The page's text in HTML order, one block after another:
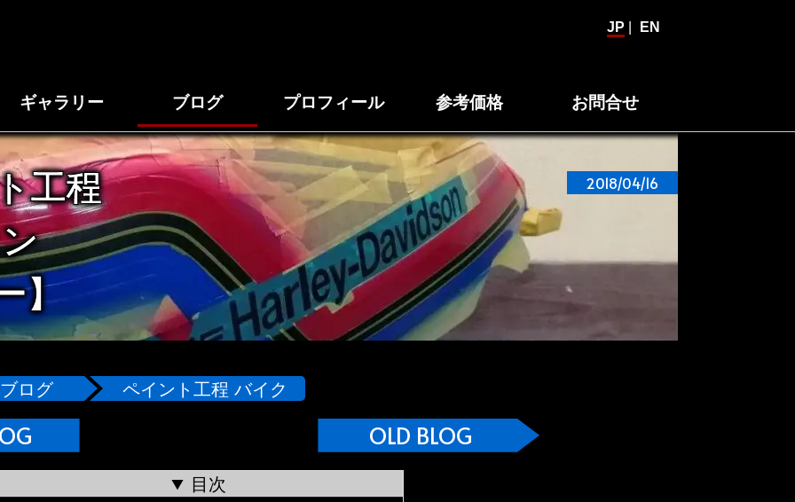
JP EN
ギャラリー ブログ プロフィール 参考価格 お問合せ
工程
】
2018/04/16
ブログ ペイント工程 バイク
OLD BLOG
目次